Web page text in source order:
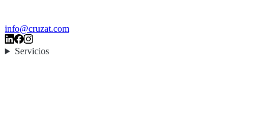
info@cruzat.com
Servicios